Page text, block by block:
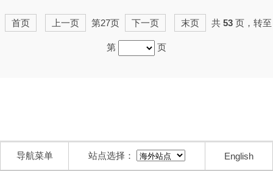
首页 上一页 第27页 下一页 末页 共 53页，转至
第 页
导航菜单 站点选择： English